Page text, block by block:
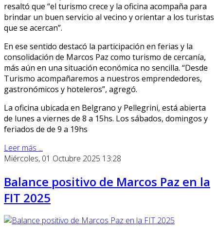
resaltó que “el turismo crece y la oficina acompaña para
brindar un buen servicio al vecino y orientar a los turistas
que se acercan”.
En ese sentido destacó la participación en ferias y la
consolidación de Marcos Paz como turismo de cercanía,
más aún en una situación económica no sencilla. “Desde
Turismo acompañaremos a nuestros emprendedores,
gastronómicos y hoteleros”, agregó.
La oficina ubicada en Belgrano y Pellegrini, está abierta
de lunes a viernes de 8 a 15hs. Los sábados, domingos y
feriados de de 9 a 19hs
Leer más ...
Miércoles, 01 Octubre 2025 13:28
Balance positivo de Marcos Paz en la
FIT 2025